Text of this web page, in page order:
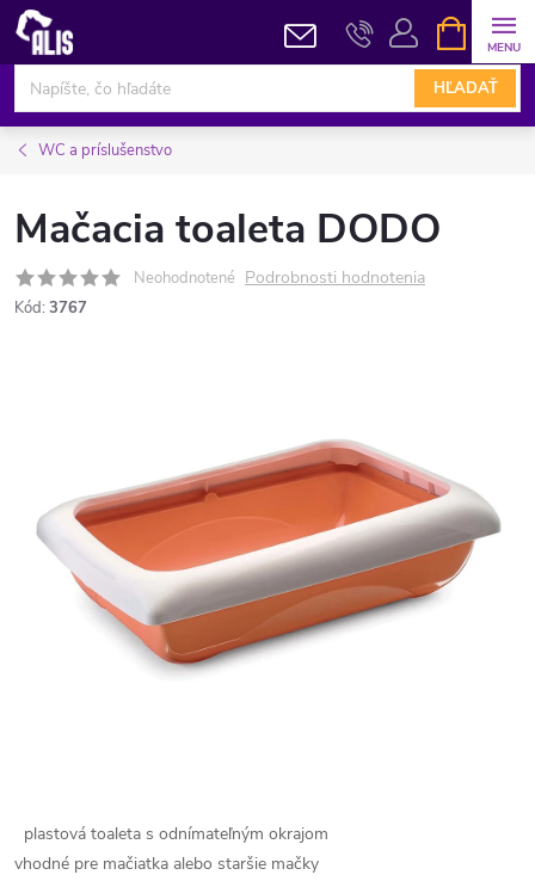
Prejsť
obsah
HĽADAŤ
KOŠÍK
WC a príslušenstvo
Mačacia toaleta DODO
Neohodnotené Podrobnosti hodnotenia
Kód: 3767
plastová toaleta s odnímateľným okrajom
vhodné pre mačiatka alebo staršie mačky